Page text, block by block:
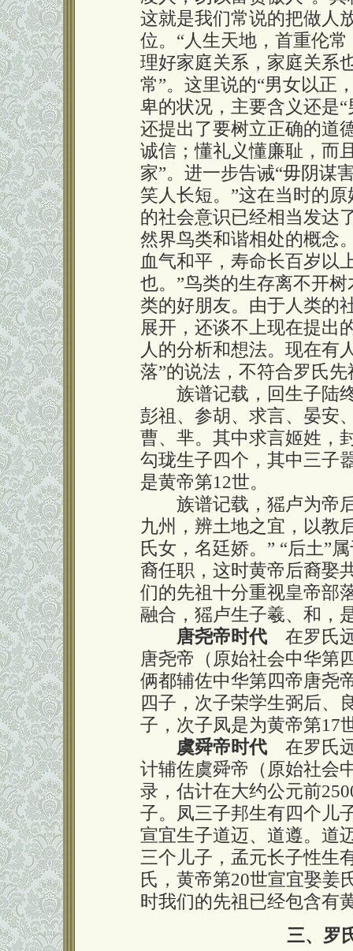
这就是我们常说的把做人
位。“人生天地，首重伦
理好家庭关系，家庭关系
常”。这里说的“男女以正
卑的状况，主要含义还是
还提出了要树立正确的道
诚信；懂礼义懂廉耻，而
家”。进一步告诫“毋阴谋
笑人长短。”这在当时的
的社会意识已经相当发达
然界鸟类和谐相处的概念
血气和平，寿命长百岁以
也。”鸟类的生存离不开
类的好朋友。由于人类的
展开，还谈不上现在提出
人的分析和想法。现在有
落”的说法，不符合罗氏
族谱记载，回生子陆终
彭祖、参胡、求言、晏安
曹、芈。其中求言姬姓，
勾珑生子四个，其中三子
是黄帝第12世。
族谱记载，猺卢为帝后
九州，辨土地之宜，以教
氏女，名廷娇。” “后土”
裔任职，这时黄帝后裔娶
们的先祖十分重视皇帝部
融合，猺卢生子羲、和，
唐尧帝时代 在罗氏
唐尧帝（原始社会中华第
俩都辅佐中华第四帝唐尧
四子，次子荣学生弼后、
子，次子凤是为黄帝第17
虞舜帝时代 在罗氏
计辅佐虞舜帝（原始社会
录，估计在大约公元前
子。凤三子邦生有四个儿
宣宜生子道迈、道遵。道
三个儿子，孟元长子性生
氏，黄帝第20世宣宜娶姜
时我们的先祖已经包含有
三、罗